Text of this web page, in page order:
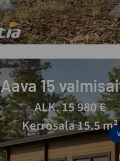
Aava 15
ALK. 15 980 €
Kerrosala 15.5 m²